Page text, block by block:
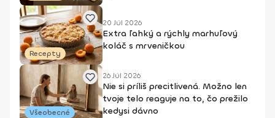
Recepty
20 Júl 2026
Extra ľahký a rýchly marhuľový
koláč s mrveničkou
Všeobecné
26 Júl 2026
Nie si príliš precitlivená. Možno len
tvoje telo reaguje na to, čo prežilo
kedysi dávno